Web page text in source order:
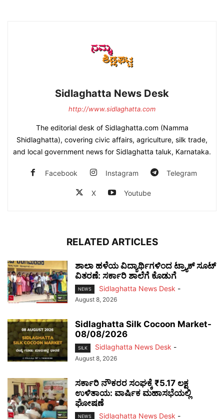
Sidlaghatta News Desk
http://www.sidlaghatta.com
The editorial desk of Sidlaghatta.com (Namma
Shidlaghatta), covering civic affairs, agriculture, silk trade,
and local government news for Sidlaghatta taluk, Karnataka.
Facebook Instagram Telegram
X Youtube
RELATED ARTICLES
ಶಾಲಾ ಹಳೆಯ ವಿದ್ಯಾರ್ಥಿಗಳಿಂದ ಟ್ರ್ಯಾಕ್‌ ಸೂಟ್
ವಿತರಣೆ: ಸರ್ಕಾರಿ ಶಾಲೆಗೆ ಕೊಡುಗೆ
NEWS Sidlaghatta News Desk -
August 8, 2026
Sidlaghatta Silk Cocoon Market-
08/08/2026
SILK Sidlaghatta News Desk -
August 8, 2026
ಸರ್ಕಾರಿ ನೌಕರರ ಸಂಘಕ್ಕೆ ₹5.17 ಲಕ್ಷ
ಉಳಿತಾಯ: ವಾರ್ಷಿಕ ಮಹಾಸಭೆಯಲ್ಲಿ
ಘೋಷಣೆ
NEWS Sidlaghatta News Desk -